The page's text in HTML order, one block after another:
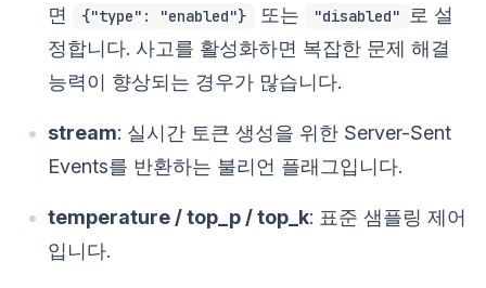
면
{"type": "enabled"} 또는 "disabled"
로 설
정합니다. 사고를 활성화하면 복잡한 문제 해결
능력이 향상되는 경우가 많습니다.
stream: 실시간 토큰 생성을 위한 Server-Sent
Events를 반환하는 불리언 플래그입니다.
temperature / top_p / top_k: 표준 샘플링 제어
입니다.